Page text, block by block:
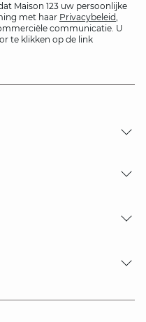
Maison 123 uw persoonlijke
met haar Privacybeleid,
communicatie. U
te klikken op de link